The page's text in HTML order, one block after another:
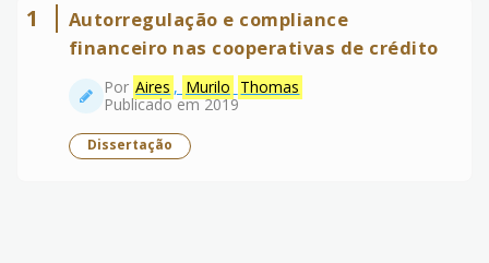
1
Autorregulação e compliance
financeiro nas cooperativas de crédito
Por Aires , Murilo Thomas
Publicado em 2019
Dissertação